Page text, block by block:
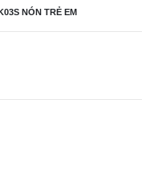
NÓN TRẺ EM